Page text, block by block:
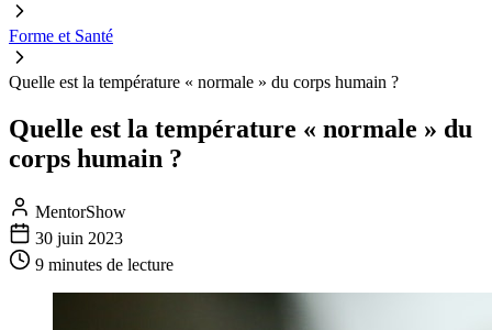
Forme et Santé
Quelle est la température « normale » du corps humain ?
Quelle est la température « normale » du
corps humain ?
MentorShow
30 juin 2023
9 minutes de lecture